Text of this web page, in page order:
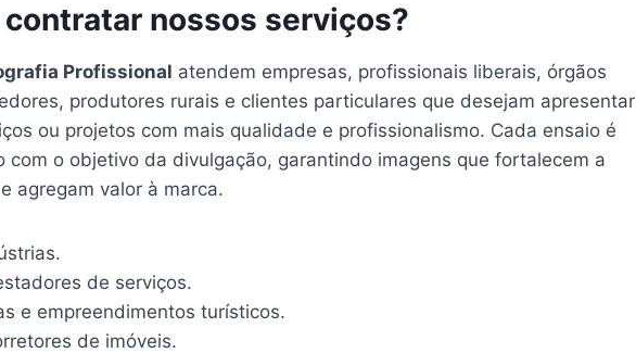
nossos serviços?
Profissional atendem empresas, profissionais liberais, órgãos
produtores rurais e clientes particulares que desejam apresentar
ou projetos com mais qualidade e profissionalismo. Cada ensaio é
com o objetivo da divulgação, garantindo imagens que fortalecem a
agregam valor à marca.
de serviços.
e empreendimentos turísticos.
de imóveis.